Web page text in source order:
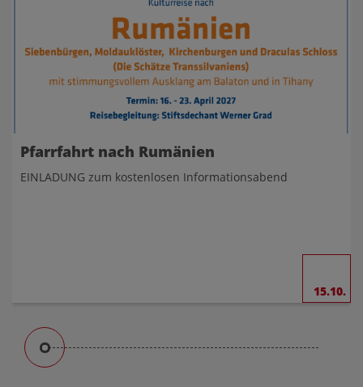
Pfarrfahrt nach Rumänien
EINLADUNG zum kostenlosen Informationsabend
15.10.